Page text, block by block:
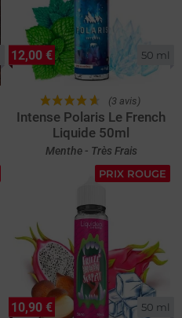
50 ml
(3 avis)
Intense Polaris Le French
Liquide 50ml
Menthe - Très Frais
12,00 €
PRIX ROUGE
50 ml
10,90 €